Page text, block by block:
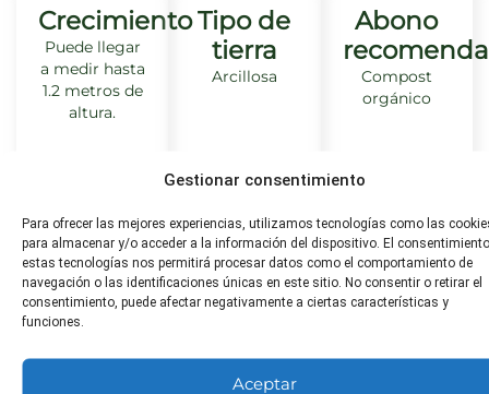
Gestionar consentimiento
Para ofrecer las mejores experiencias, utilizamos tecnologías como las
para almacenar y/o acceder a la información del dispositivo. El
estas tecnologías nos permitirá procesar datos como el comportamiento de
navegación o las identificaciones únicas en este sitio. No consentir o retirar el
consentimiento, puede afectar negativamente a ciertas características y
funciones.
Aceptar
Crecimiento
Puede llegar
a medir hasta
1.2 metros de
altura.
Tipo de
tierra
Arcillosa
Abono
Compost
orgánico
Distancia
de
trasplante
60 cm entre
plantas
Toxicidad
No tóxica
¿Apta
para
animales?
No tóxica